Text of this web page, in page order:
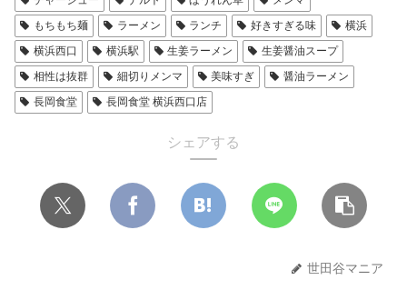
もちもち麺
ラーメン ランチ 好きすぎる味
横浜
横浜西口
横浜駅 生姜ラーメン
生姜醤油スープ
相性は抜群
細切りメンマ 美味すぎ
醤油ラーメン
長岡食堂
長岡食堂 横浜西口店
シェアする
世田谷マニア